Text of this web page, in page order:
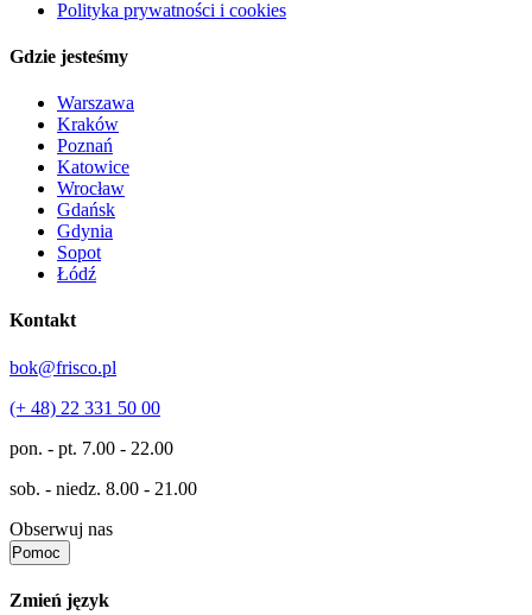
Polityka prywatności i cookies
Gdzie jesteśmy
Warszawa
Kraków
Poznań
Katowice
Wrocław
Gdańsk
Gdynia
Sopot
Łódź
Kontakt
bok@frisco.pl
(+ 48) 22 331 50 00
pon. - pt. 7.00 - 22.00
sob. - niedz. 8.00 - 21.00
Obserwuj nas
Pomoc
Zmień język